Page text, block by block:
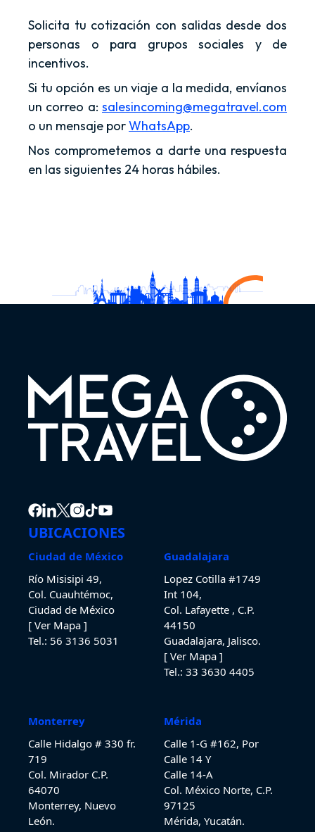
Solicita tu cotización con salidas desde dos
personas o para grupos sociales y de
incentivos.
Si tu opción es un viaje a la medida, envíanos
un correo a: salesincoming@megatravel.com
o un mensaje porWhatsApp.
Nos comprometemos a darte una respuesta
en las siguientes 24 horas hábiles.
UBICACIONES
Ciudad de México
Río Misisipi 49,
Col. Cuauhtémoc,
Ciudad de México
[ Ver Mapa ]
Tel.: 56 3136 5031
Guadalajara
Lopez Cotilla #1749
Int 104,
Col. Lafayette , C.P.
44150
Guadalajara, Jalisco.
[ Ver Mapa ]
Tel.: 33 3630 4405
Monterrey
Calle Hidalgo # 330 fr.
719
Col. Mirador C.P.
64070
Monterrey, Nuevo
León.
Mérida
Calle 1-G #162, Por
Calle 14 Y
Calle 14-A
Col. México Norte, C.P.
97125
Mérida, Yucatán.